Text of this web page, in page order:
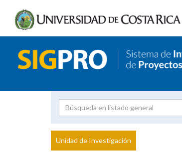
Proyecto
Investigador
Unidad de Investigación